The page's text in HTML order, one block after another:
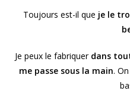
Toujours est-il que je le
Je peux le fabriquer dans
me passe sous la main.